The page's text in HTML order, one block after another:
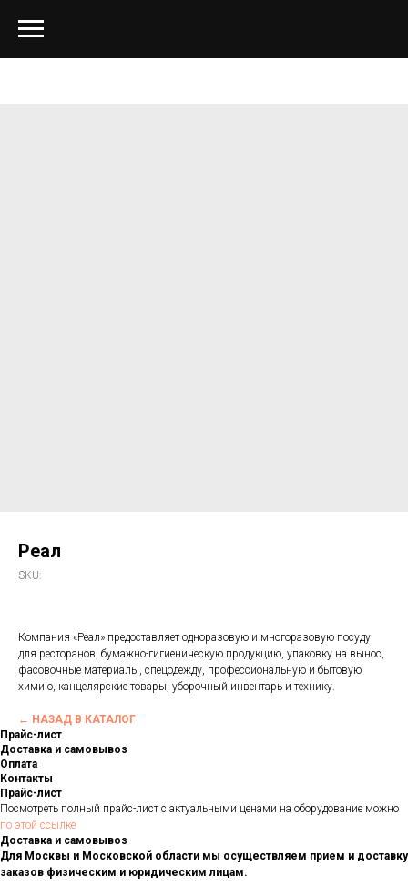
Реал
SKU:
Компания «Реал» предоставляет одноразовую и многоразовую посуду
для ресторанов, бумажно-гигиеническую продукцию, упаковку на вынос,
фасовочные материалы, спецодежду, профессиональную и бытовую
химию, канцелярские товары, уборочный инвентарь и технику.
← НАЗАД В КАТАЛОГ
Прайс-лист
Доставка и самовывоз
Оплата
Контакты
Прайс-лист
Посмотреть полный прайс-лист с актуальными ценами на оборудование можно
по этой ссылке
Доставка и самовывоз
Для Москвы и Московской области мы осуществляем прием и доставку
заказов физическим и юридическим лицам.